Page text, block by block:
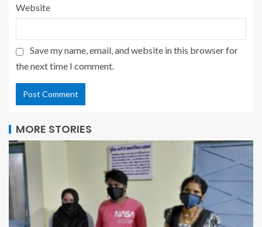
Website
Save my name, email, and website in this browser for
the next time I comment.
MORE STORIES